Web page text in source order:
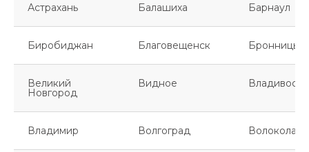
Астрахань Балашиха Барнаул
Биробиджан Благовещенск Бронницы
Великий
Новгород
Видное
Владимир Волгоград